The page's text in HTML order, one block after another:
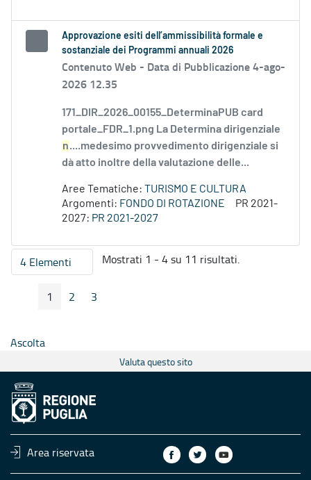
Approvazione esiti dell’ammissibilità formale e
sostanziale dei Programmi annuali 2026
Contenuto Web - Data di Pubblicazione 4-ago-
2026 12.35
171_DIR_2026_00155_DeterminaPUB card
portale_FDR_1.png La Determina dirigenziale
n....medesimo provvedimento dirigenziale si
dà atto inoltre della valutazione delle...
Aree Tematiche: TURISMO E CULTURA
Argomenti: FONDO DI ROTAZIONE
PR 2021-
2027: PR 2021-2027
4 ElementiPer pagina
Mostrati 1 - 4 su 11 risultati.
Pagina Precedente
Pagina
1 Pagina
2 Pagina
3
Ascolta
Valuta questo sito
Area riservata